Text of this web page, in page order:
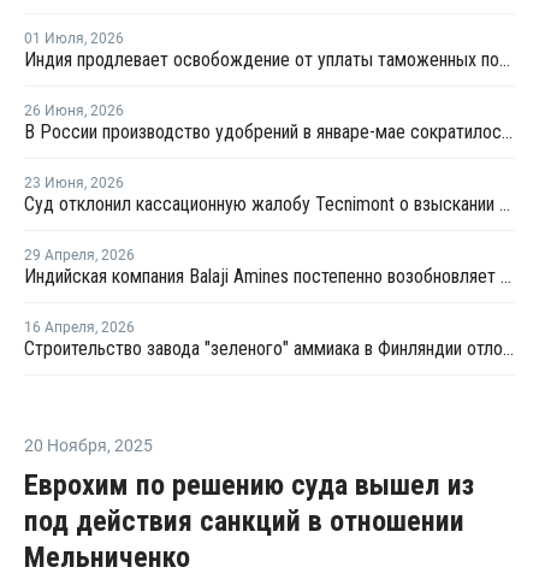
01 Июля, 2026
Индия продлевает освобождение от уплаты таможенных пошлин на импорт нефтехимии на фоне конфликта на Ближнем Востоке
26 Июня, 2026
В России производство удобрений в январе-мае сократилось на 1%
23 Июня, 2026
Суд отклонил кассационную жалобу Tecnimont о взыскании в пользу "Еврохима"
29 Апреля, 2026
Индийская компания Balaji Amines постепенно возобновляет производство аммиака
16 Апреля, 2026
Строительство завода "зеленого" аммиака в Финляндии отложено до 2030 года
20 Ноября, 2025
Еврохим по решению суда вышел из
под действия санкций в отношении
Мельниченко